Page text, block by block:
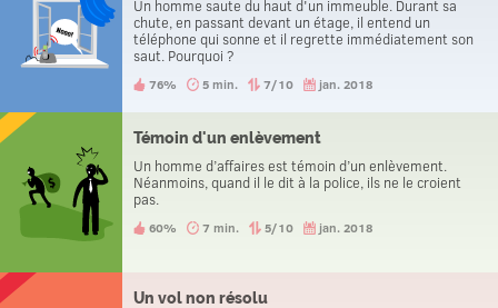
Un homme saute du haut d'un immeuble. Durant sa
chute, en passant devant un étage, il entend un
téléphone qui sonne et il regrette immédiatement son
saut. Pourquoi ?
76% 5 min. 7/10 jan. 2018
Témoin d'un enlèvement
Un homme d’affaires est témoin d’un enlèvement.
Néanmoins, quand il le dit à la police, ils ne le croient
pas.
60% 7 min. 5/10 jan. 2018
Un vol non résolu